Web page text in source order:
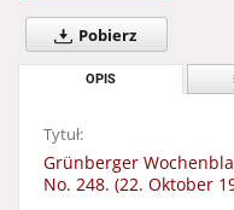
Pobierz
OPIS
Tytuł:
Grünberger
No. 248. (22. Oktober